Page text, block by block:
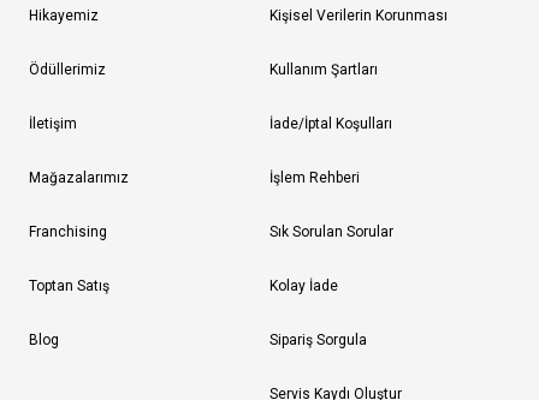
Hikayemiz
Ödüllerimiz
İletişim
Mağazalarımız
Franchising
Toptan Satış
Blog
Kişisel Verilerin Korunması
Kullanım Şartları
İade/İptal Koşulları
İşlem Rehberi
Sık Sorulan Sorular
Kolay İade
Sipariş Sorgula
Servis Kaydı Oluştur